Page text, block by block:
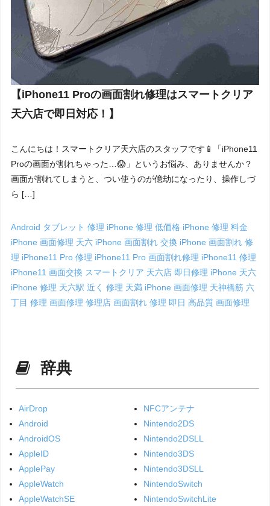
【iPhone11 Proの画面割れ修理はスマートクリア
天六店で即日対応！】
こんにちは！スマートクリア天六店のスタッフです📱「iPhone11
Proの画面が割れちゃった…😱」というお悩み、ありませんか？
画面が割れてしまうと、つい使うのが億劫になったり、操作しづ
ら […]
Android タブレット 修理 iPhone 修理 低価格 iPhone 修理 料金
iPhone 画面修理 天六 iPhone 画面割れ 交換 iPhone 画面割れ 修
理 iPhone11 Pro 修理 iPhone11 Pro 画面割れ修理 iPhone11 修理
iPhone11 画面交換 スマートクリア 天六店 即日修理 iPhone 天六
iPhone 修理 天六駅 近く 修理 天満 iPhone 画面修理 天神橋筋 六
丁目 修理画面修理 修理店画面割れ 修理 即日高品質 画面修理
辞典
AirDrop
Android
AndroidOS
AppleID
ApplePay
AppleWatch
AppleWatchSE
NFCアンテナ
Nintendo2DS
Nintendo2DSLL
Nintendo3DS
Nintendo3DSLL
NintendoSwitch
NintendoSwitchLite